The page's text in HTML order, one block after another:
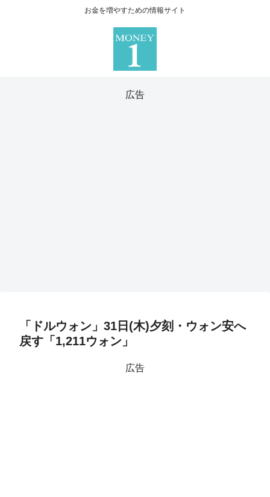
お金を増やすための情報サイト
広告
「ドルウォン」31日(木)夕刻・ウォン安へ
戻す「1,211ウォン」
広告